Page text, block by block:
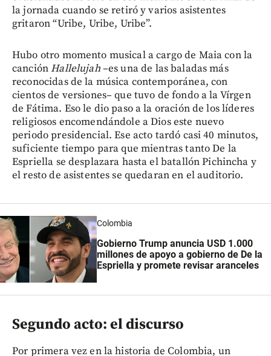
la jornada cuando se retiró y varios asistentes
gritaron “Uribe, Uribe, Uribe”.
Hubo otro momento musical a cargo de Maia con la
canciónHallelujah–es una de las baladas más
reconocidas de la música contemporánea, con
cientos de versiones– que tuvo de fondo a la Vírgen
de Fátima. Eso le dio paso a la oración de los líderes
religiosos encomendándole a Dios este nuevo
periodo presidencial. Ese acto tardó casi 40 minutos,
suficiente tiempo para que mientras tanto De la
Espriella se desplazara hasta el batallón Pichincha y
el resto de asistentes se quedaran en el auditorio.
Colombia
Gobierno Trump anuncia USD 1.000
millones de apoyo a gobierno de De la
Espriella y promete revisar aranceles
Segundo acto: el discurso
Por primera vez en la historia de Colombia, un